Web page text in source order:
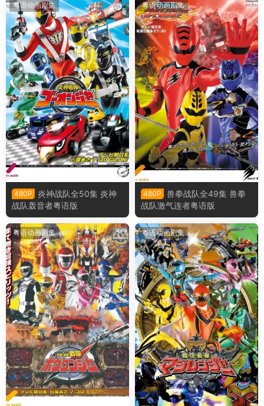
粤语动画剧集
480P
炎神战队全50集 炎神
战队轰音者粤语版
粤语动画剧集
480P
兽拳战队全49集 兽拳
战队激气连者粤语版
粤语动画剧集 粤语动画剧集